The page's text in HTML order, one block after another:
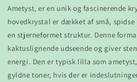
Ametyst, er en unik og fascinerende
hovedkrystal er dækket af små,
en stjerneformet struktur. Denne
kaktuslignende udseende og giver
energi. Den er typisk lilla som
gyldne toner, hvis der er